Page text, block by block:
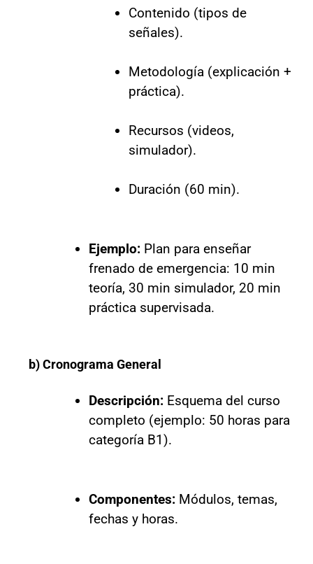
Contenido (tipos de
señales).
Metodología (explicación +
práctica).
Recursos (videos,
simulador).
Duración (60 min).
Ejemplo:Plan para enseñar
frenado de emergencia: 10 min
teoría, 30 min simulador, 20 min
práctica supervisada.
b) Cronograma General
Descripción:Esquema del curso
completo (ejemplo: 50 horas para
categoría B1).
Componentes:Módulos, temas,
fechas y horas.